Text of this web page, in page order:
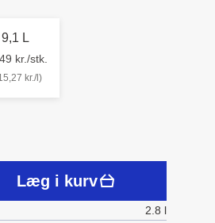
9,1 L
kr./stk.
kr./l)
Læg i kurv
2.8 l